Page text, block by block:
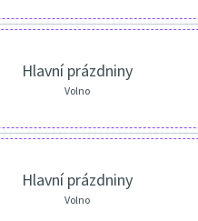
Hlavní prázdniny
Volno
Hlavní prázdniny
Volno